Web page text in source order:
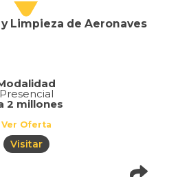
Limpieza de Aeronaves
Presencial
2 millones
Ver Oferta
Visitar